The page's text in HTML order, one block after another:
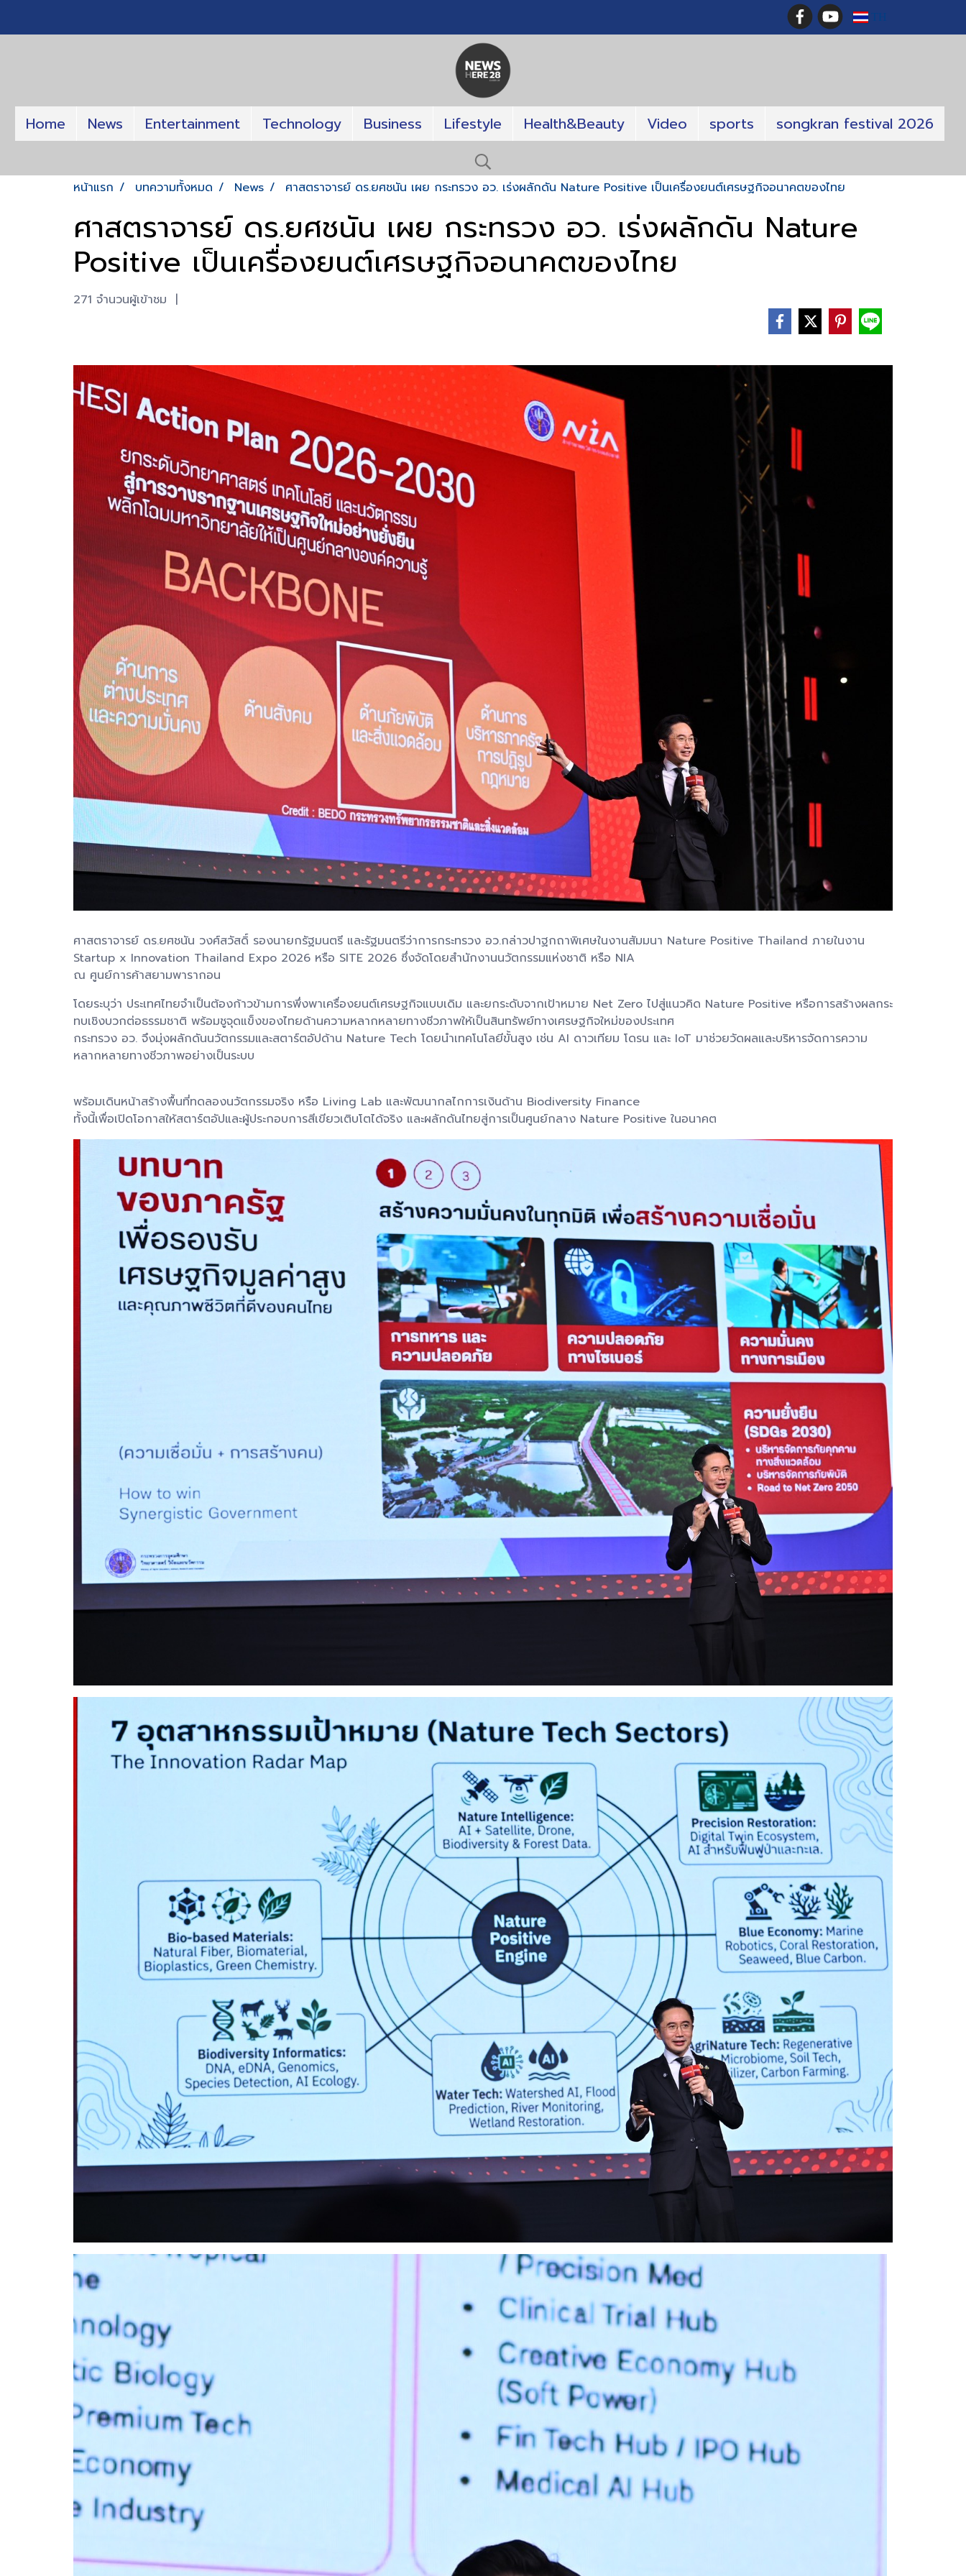
TH
Home News Entertainment Technology Business Lifestyle Health&Beauty Video sports songkran festival 2026
หน้าแรก บทความทั้งหมด News ศาสตราจารย์ ดร.ยศชนัน เผย กระทรวง อว. เร่งผลักดัน Nature Positive เป็นเครื่องยนต์เศรษฐกิจอนาคตของไทย
ศาสตราจารย์ ดร.ยศชนัน เผย กระทรวง อว. เร่งผลักดัน Nature
Positive เป็นเครื่องยนต์เศรษฐกิจอนาคตของไทย
271 จำนวนผู้เข้าชม |
ศาสตราจารย์ ดร.ยศชนัน วงศ์สวัสดิ์ รองนายกรัฐมนตรี และรัฐมนตรีว่าการกระทรวง อว.กล่าวปาฐกถาพิเศษในงานสัมมนา Nature Positive Thailand ภายในงาน
Startup x Innovation Thailand Expo 2026 หรือ SITE 2026 ซึ่งจัดโดยสำนักงานนวัตกรรมแห่งชาติ หรือ NIA
ณ ศูนย์การค้าสยามพารากอน
โดยระบุว่า ประเทศไทยจำเป็นต้องก้าวข้ามการพึ่งพาเครื่องยนต์เศรษฐกิจแบบเดิม และยกระดับจากเป้าหมาย Net Zero ไปสู่แนวคิด Nature Positive หรือการสร้างผลกระ
ทบเชิงบวกต่อธรรมชาติ พร้อมชูจุดแข็งของไทยด้านความหลากหลายทางชีวภาพให้เป็นสินทรัพย์ทางเศรษฐกิจใหม่ของประเทศ
กระทรวง อว. จึงมุ่งผลักดันนวัตกรรมและสตาร์ตอัปด้าน Nature Tech โดยนำเทคโนโลยีขั้นสูง เช่น AI ดาวเทียม โดรน และ IoT มาช่วยวัดผลและบริหารจัดการความ
หลากหลายทางชีวภาพอย่างเป็นระบบ
พร้อมเดินหน้าสร้างพื้นที่ทดลองนวัตกรรมจริง หรือ Living Lab และพัฒนากลไกการเงินด้าน Biodiversity Finance
ทั้งนี้เพื่อเปิดโอกาสให้สตาร์ตอัปและผู้ประกอบการสีเขียวเติบโตได้จริง และผลักดันไทยสู่การเป็นศูนย์กลาง Nature Positive ในอนาคต